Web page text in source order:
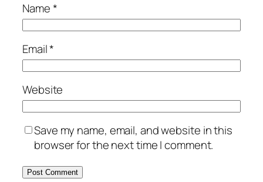
Name*
Email*
Website
Save my name, email, and website in this
browser for the next time I comment.